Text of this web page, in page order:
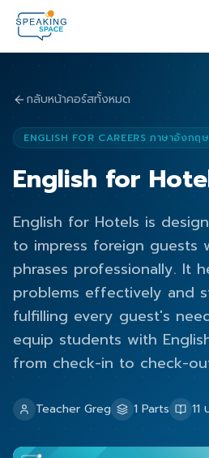
กลับหน้าคอร์สทั้งหมด
ENGLISH FOR CAREERS ภาษาอังกฤ
English for
English for Hotels is
to impress foreign guests
phrases professionally. It
problems effectively and
fulfilling every guest's
equip students with
from check-in to check-
Teacher Greg 1 Parts 11